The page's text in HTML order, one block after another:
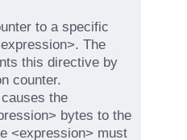
to a specific
The
this directive by
counter.
the
bytes to the
<expression> must